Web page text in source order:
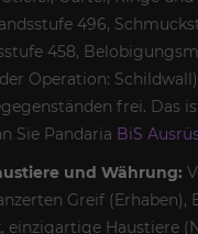
496,
458,
Operation:
frei. Das
Sie Pandaria BiS
und Währung:
Greif (Erhaben),
einzigartige Haustiere